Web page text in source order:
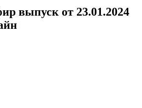
выпуск от 23.01.2024